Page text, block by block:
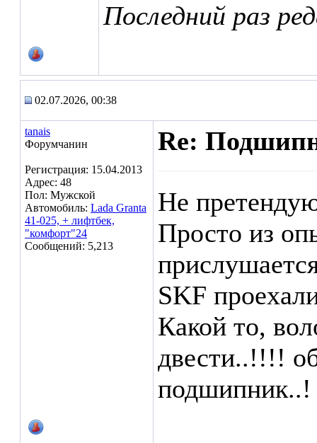
Последний раз
02.07.2026, 00:38
tanais
Форумчанин
Регистрация: 15.04.2013
Адрес: 48
Пол: Мужской
Автомобиль: Lada Granta
41-025, + лифтбек,
"комфорт"24
Сообщений: 5,213
Re:
Не
Просто из
SKF
Какой то,
двести..!!!!
подшипник..!